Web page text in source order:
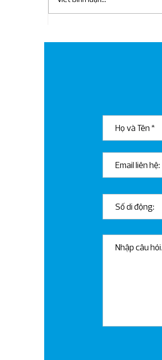
SỬA ĐỔI, BỔ SUNG MỘT
CHÍNH PHỦ QUY ĐỊNH
VI PHẠM HÀNH CHÍNH VỀ
THUẾ, HÓA ĐƠN